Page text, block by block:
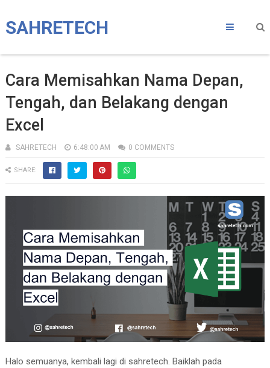
SAHRETECH
Cara Memisahkan Nama Depan,
Tengah, dan Belakang dengan
Excel
SAHRETECH 6:48:00 AM 0 COMMENTS
SHARE:
Halo semuanya, kembali lagi di sahretech. Baiklah pada